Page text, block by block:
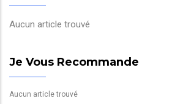
Aucun article trouvé
Je Vous Recommande
Aucun article trouvé